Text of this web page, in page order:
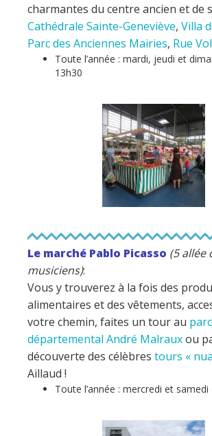
charmantes du centre ancien et de
Cathédrale Sainte-Geneviève, Villa
Parc des Anciennes Mairies, Rue
Toute l’année : mardi, jeudi et
13h30
Le marché Pablo Picasso (5 allée
musiciens):
Vous y trouverez à la fois des
alimentaires et des vêtements,
votre chemin, faites un tour au parc
départemental André Malrauxou
découverte des célèbres tours «
Aillaud !
Toute l’année : mercredi et